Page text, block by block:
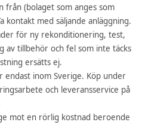
från (bolaget som anges som
kontakt med säljande anläggning.
för ny rekonditionering, test,
av tillbehör och fel som inte täcks
ersätts ej.
endast inom Sverige. Köp under
och leveransservice på
mot en rörlig kostnad beroende